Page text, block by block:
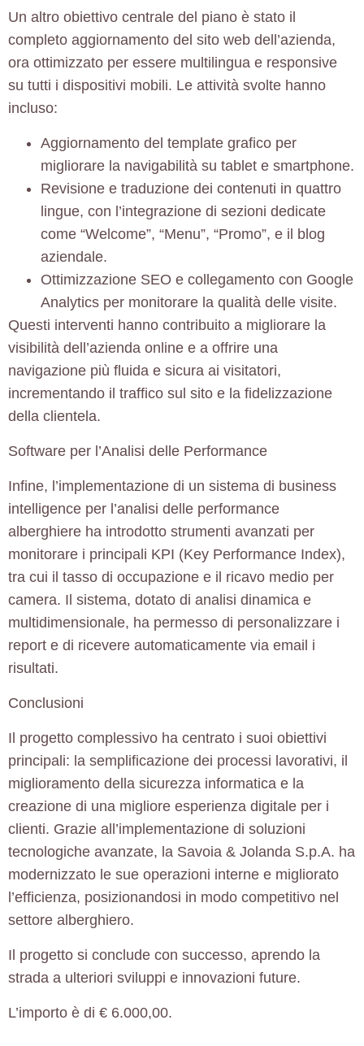
Un altro obiettivo centrale del piano è stato il
completo aggiornamento del sito web dell’azienda,
ora ottimizzato per essere multilingua e responsive
su tutti i dispositivi mobili. Le attività svolte hanno
incluso:
Aggiornamento del template grafico per
migliorare la navigabilità su tablet e smartphone.
Revisione e traduzione dei contenuti in quattro
lingue, con l’integrazione di sezioni dedicate
come “Welcome”, “Menu”, “Promo”, e il blog
aziendale.
Ottimizzazione SEO e collegamento con Google
Analytics per monitorare la qualità delle visite.
Questi interventi hanno contribuito a migliorare la
visibilità dell’azienda online e a offrire una
navigazione più fluida e sicura ai visitatori,
incrementando il traffico sul sito e la fidelizzazione
della clientela.
Software per l’Analisi delle Performance
Infine, l’implementazione di un sistema di business
intelligence per l’analisi delle performance
alberghiere ha introdotto strumenti avanzati per
monitorare i principali KPI (Key Performance Index),
tra cui il tasso di occupazione e il ricavo medio per
camera. Il sistema, dotato di analisi dinamica e
multidimensionale, ha permesso di personalizzare i
report e di ricevere automaticamente via email i
risultati.
Conclusioni
Il progetto complessivo ha centrato i suoi obiettivi
principali: la semplificazione dei processi lavorativi, il
miglioramento della sicurezza informatica e la
creazione di una migliore esperienza digitale per i
clienti. Grazie all’implementazione di soluzioni
tecnologiche avanzate, la Savoia & Jolanda S.p.A. ha
modernizzato le sue operazioni interne e migliorato
l’efficienza, posizionandosi in modo competitivo nel
settore alberghiero.
Il progetto si conclude con successo, aprendo la
strada a ulteriori sviluppi e innovazioni future.
L’importo è di € 6.000,00.